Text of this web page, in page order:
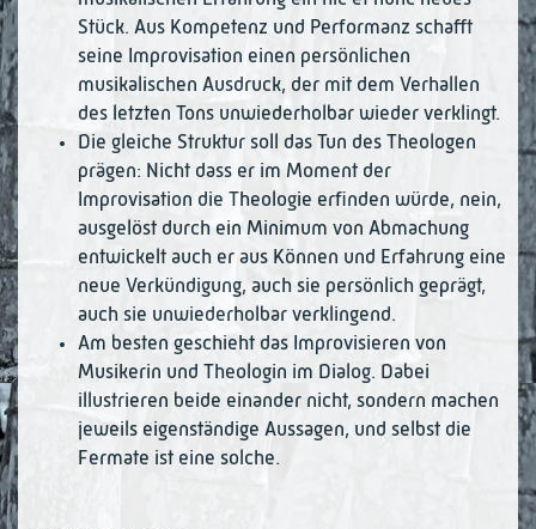
Stück. Aus Kompetenz und Performanz schafft
seine Improvi­sa­tion einen persönlichen
musikalischen Ausdruck, der mit dem Verhallen
des letz­ten Tons unwiederholbar wieder verklingt.
Die gleiche Struktur soll das Tun des Theologen
prägen: Nicht dass er im Moment der
Improvisation die Theologie erfinden würde, nein,
ausgelöst durch ein Mini­mum von Abmachung
entwickelt auch er aus Können und Erfahrung eine
neue Ver­­kün­digung, auch sie persönlich geprägt,
auch sie unwiederholbar verklingend.
Am besten geschieht das Improvisieren von
Musikerin und Theologin im Dialog. Dabei
illustrieren beide einander nicht, sondern machen
jeweils eigenständige Aus­sagen, und selbst die
Fermate ist eine solche.